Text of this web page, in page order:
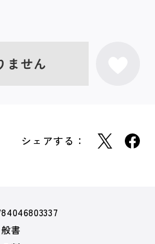
ません
シェアする：
書